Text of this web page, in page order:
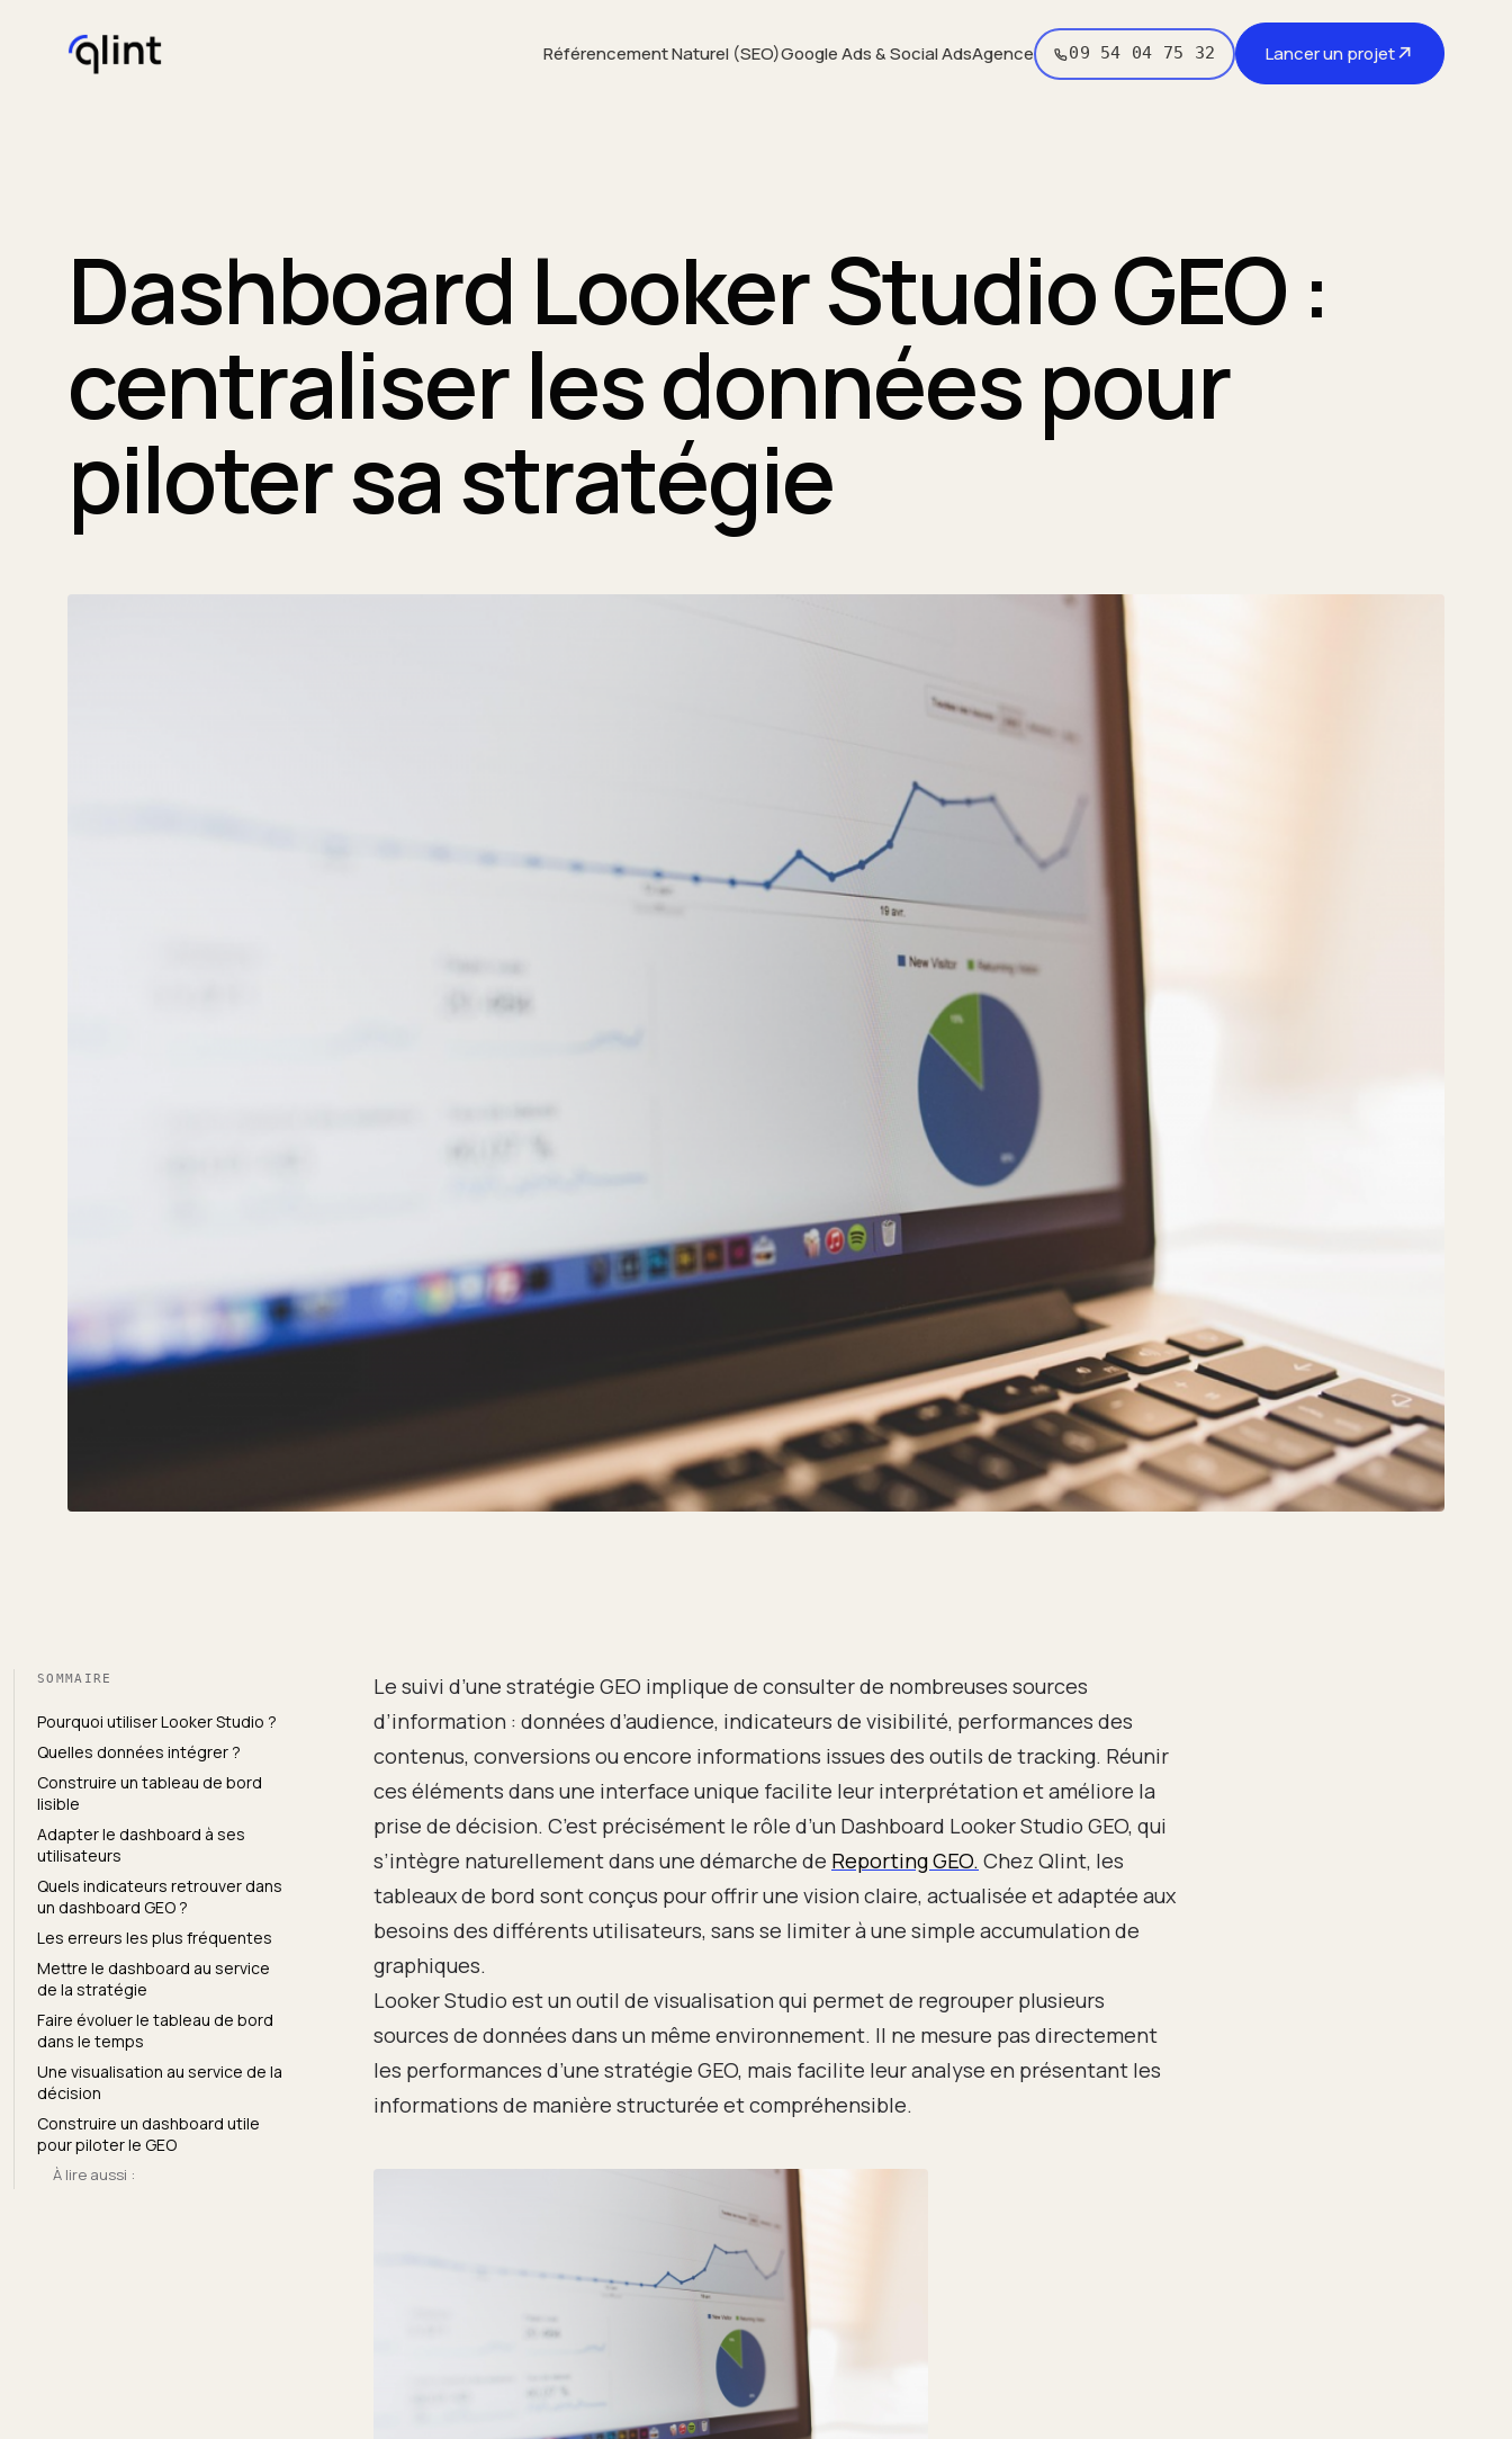
Référencement Naturel (SEO)Google Ads & Social AdsAgence 09 54 04 75 32 Lancer un projet↗
Dashboard Looker Studio GEO :
centraliser les données pour
piloter sa stratégie
SOMMAIRE
Pourquoi utiliser Looker Studio ?
Quelles données intégrer ?
Construire un tableau de bord
lisible
Adapter le dashboard à ses
utilisateurs
Quels indicateurs retrouver dans
un dashboard GEO ?
Les erreurs les plus fréquentes
Mettre le dashboard au service
de la stratégie
Faire évoluer le tableau de bord
dans le temps
Une visualisation au service de la
décision
Construire un dashboard utile
pour piloter le GEO
À lire aussi :
Le suivi d’une stratégie GEO implique de consulter de nombreuses sources
d’information : données d’audience, indicateurs de visibilité, performances des
contenus, conversions ou encore informations issues des outils de tracking. Réunir
ces éléments dans une interface unique facilite leur interprétation et améliore la
prise de décision. C’est précisément le rôle d’un Dashboard Looker Studio GEO, qui
s’intègre naturellement dans une démarche de Reporting GEO. Chez Qlint, les
tableaux de bord sont conçus pour offrir une vision claire, actualisée et adaptée aux
besoins des différents utilisateurs, sans se limiter à une simple accumulation de
graphiques.
Looker Studio est un outil de visualisation qui permet de regrouper plusieurs
sources de données dans un même environnement. Il ne mesure pas directement
les performances d’une stratégie GEO, mais facilite leur analyse en présentant les
informations de manière structurée et compréhensible.